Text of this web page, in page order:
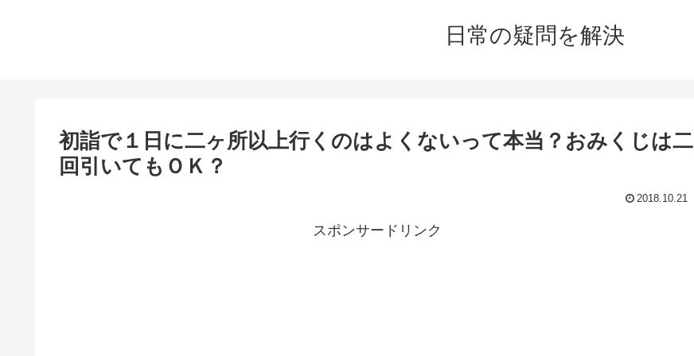
日常の疑問を解決
初詣で１日に二ヶ所以上行くのはよくないって本当？おみくじは二
回引いてもＯＫ？
2018.10.21
スポンサードリンク